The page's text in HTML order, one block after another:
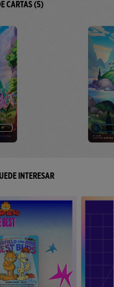
CARTAS (5)
INTERESAR